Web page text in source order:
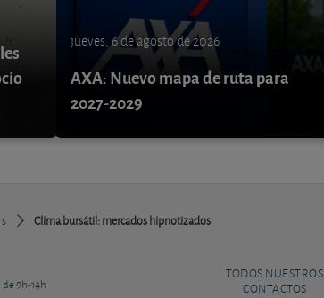
jueves, 6 de agosto de 2026
AXA: Nuevo mapa de ruta para
2027-2029
Clima bursátil: mercados hipnotizados
9h-14h
TODOS NUESTROS
CONTACTOS